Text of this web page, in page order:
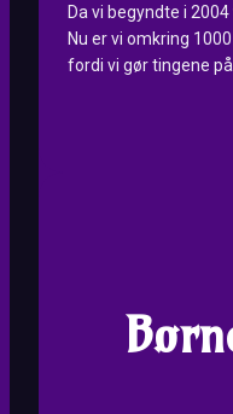
Da vi begyndte i
Nu er vi omkring
fordi vi gør tingene